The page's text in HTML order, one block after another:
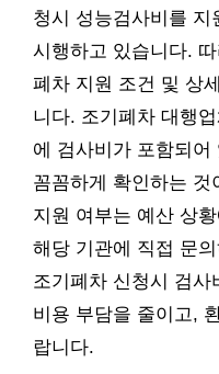
청시 성능검사비를
시행하고 있습니다.
폐차 지원 조건 및 상
니다. 조기폐차 대행
에 검사비가 포함되어
꼼꼼하게 확인하는
지원 여부는 예산 상
해당 기관에 직접 문
조기폐차 신청시 검사
비용 부담을 줄이고,
랍니다.